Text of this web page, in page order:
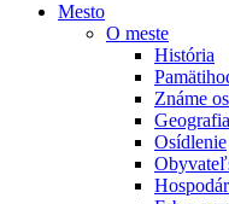
Mesto
O meste
História
Známe
Geografia
Osídlenie